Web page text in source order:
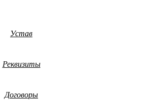
Устав
Реквизиты
Договоры